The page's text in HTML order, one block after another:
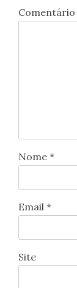
Comentário
Nome *
Email *
Site